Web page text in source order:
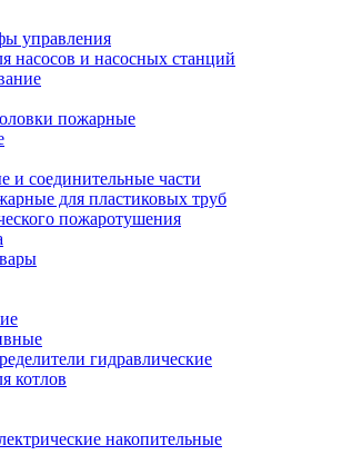
управления
насосов и насосных станций
пожарные
и соединительные части
для пластиковых труб
пожаротушения
гидравлические
котлов
накопительные